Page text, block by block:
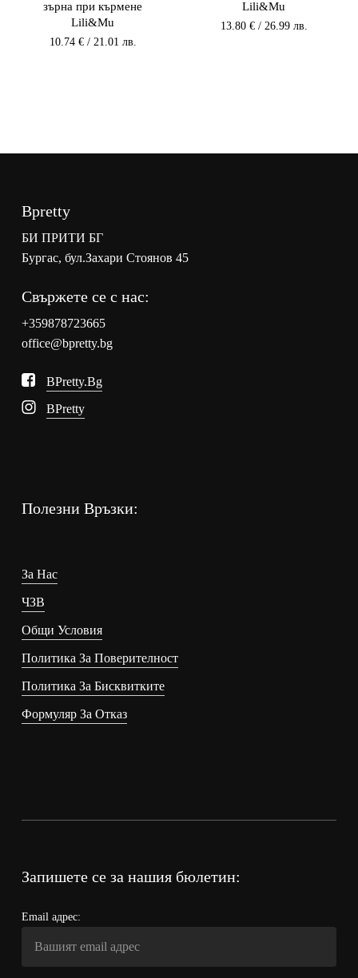
зърна при кърмене
Lili&Mu
10.74 €/ 21.01 лв.
Lili&Mu
13.80 €/ 26.99 лв.
Bpretty
БИ ПРИТИ БГ
Бургас, бул.Захари Стоянов 45
Свържете се с нас:
+359878723665
office@bpretty.bg
BPretty.bg
BPretty
Полезни Връзки:
За Нас
ЧЗВ
Общи Условия
Политика За Поверителност
Политика За Бисквитките
Формуляр За Отказ
Запишете се за нашия бюлетин:
Email адрес: